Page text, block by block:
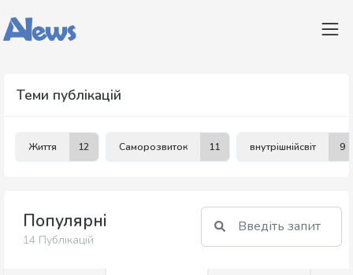
Популярні
14 Публікацій
Теми публікацій
Життя 12 Саморозвиток 11 внутрішнійсвіт 9